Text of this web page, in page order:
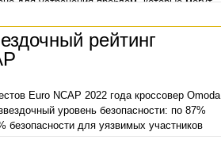
время проводит расследование на
попыталась разобраться в причинах
средств ведущих корейских автобрендов.
рейтинг
Euro NCAP 2022 года кроссовер Omoda
уровень безопасности: по 87%
для уязвимых участников
и т.п.) и 88% рейтинга оснащенности